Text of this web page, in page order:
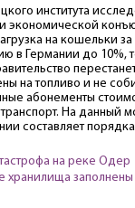
института
экономической
на кошельки за
в Германии до 10%,
на топливо и не
абонементы
На данный
составляет
на реке Одер
хранилища заполнены